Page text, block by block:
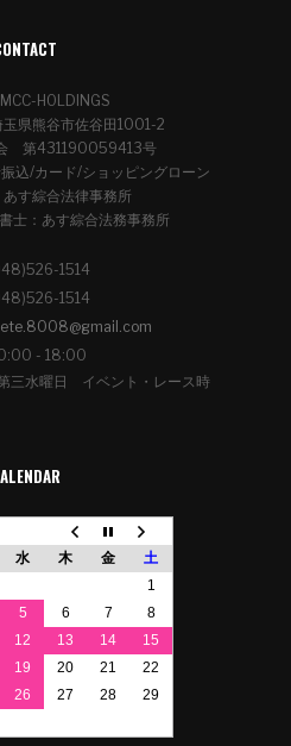
HOLDINGS
熊谷市佐谷田1001-2
第431190059413号
込/カード/ショッピングローン
す綜合法律事務所
士：あす綜合法務事務所
1514
1514
- 18:00
三水曜日 イベント・レース時
水 木 金
土
1
5 6 7
8
12 13 14
15
19 20 21
22
26 27 28
29